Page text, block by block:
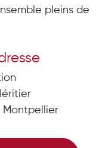
pleins de
Montpellier